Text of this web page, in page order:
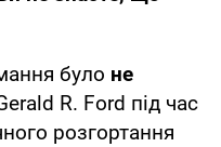
було не
R. Ford під час
розгортання